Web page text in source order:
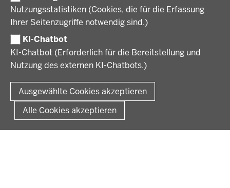
Nutzungsstatistiken (Cookies, die für die Erfassung
Ihrer Seitenzugriffe notwendig sind.)
KI-Chatbot
KI-Chatbot (Erforderlich für die Bereitstellung und
Nutzung des externen KI-Chatbots.)
Ausgewählte Cookies akzeptieren
Alle Cookies akzeptieren
Ausbildung
Volljurist:in
Praktikum
Stellenangebote im Schulbereich
VERFAHREN UND BEKANNTMACHUNGEN
Amtsblatt
Verfahrensübersichten
PRESSE
Pressemitteilungen
Podcast
© 2026 Bezirksregierung Münster
Fußzeile
Impressum Datenschutz Rechtliche Hinweise
Kurzlink zu dieser Seite